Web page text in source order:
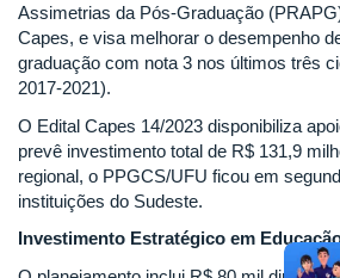
Assimetrias da Pós-Graduação
Capes, e visa melhorar o desempenho
graduação com nota 3 nos últimos três
2017-2021).
O Edital Capes 14/2023 disponibiliza
prevê investimento total de R$ 131,9
regional, o PPGCS/UFU ficou em
instituições do Sudeste.
Investimento Estratégico em